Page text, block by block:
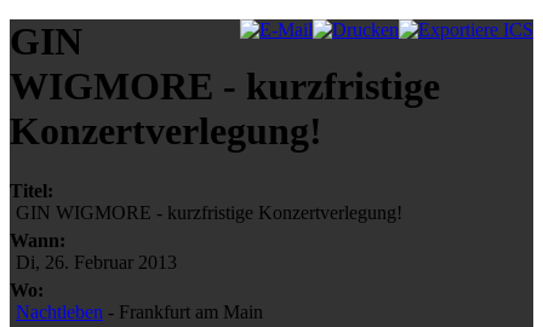
GIN
WIGMORE - kurzfristige
Konzertverlegung!
Titel:
GIN WIGMORE - kurzfristige Konzertverlegung!
Wann:
Di, 26. Februar 2013
Wo:
Nachtleben - Frankfurt am Main